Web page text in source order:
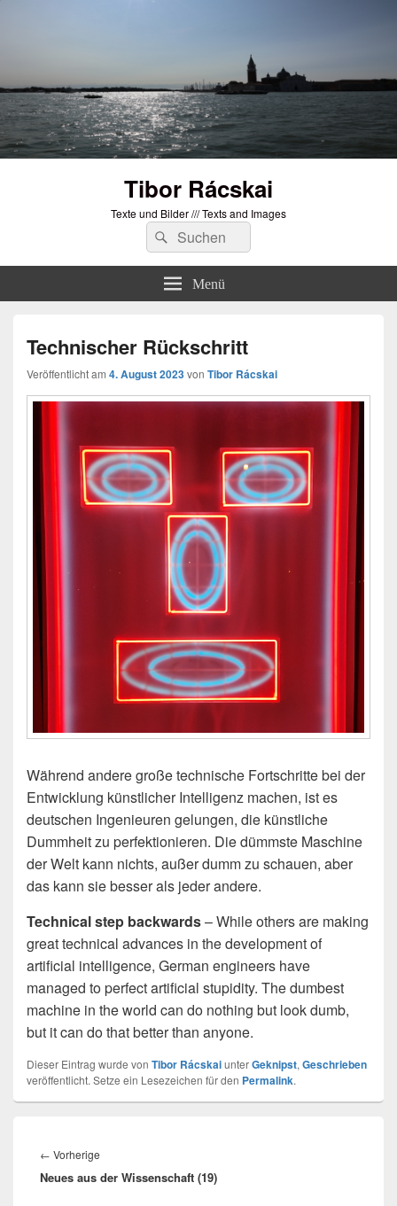
Tibor Rácskai
Texte und Bilder /// Texts and Images
Suchen
nach:
Suchen
Menü
Technischer Rückschritt
Veröffentlicht am 4. August 2023von Tibor Rácskai
Während andere große technische Fortschritte bei der
Entwicklung künstlicher Intelligenz machen, ist es
deutschen Ingenieuren gelungen, die künstliche
Dummheit zu perfektionieren. Die dümmste Maschine
der Welt kann nichts, außer dumm zu schauen, aber
das kann sie besser als jeder andere.
Technical step backwards– While others are making
great technical advances in the development of
artificial intelligence, German engineers have
managed to perfect artificial stupidity. The dumbest
machine in the world can do nothing but look dumb,
but it can do that better than anyone.
Dieser Eintrag wurde von Tibor RácskaiunterGeknipst, Geschrieben
veröffentlicht. Setze ein Lesezeichen für den Permalink.
← Vorherige
Beitrag:
Neues aus der Wissenschaft (19)